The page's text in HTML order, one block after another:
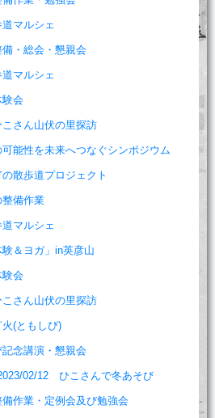
マルシェ
・総会・懇親会
マルシェ
会
さん山伏の里探訪
能性を未来へつなぐシンポジウム
散歩道プロジェクト
備作業
マルシェ
＆ヨガ」in英彦山
会
さん山伏の里探訪
(ともしび)
念講演・懇親会
02/12 ひこさんで冬あそび
作業・定例会及び勉強会